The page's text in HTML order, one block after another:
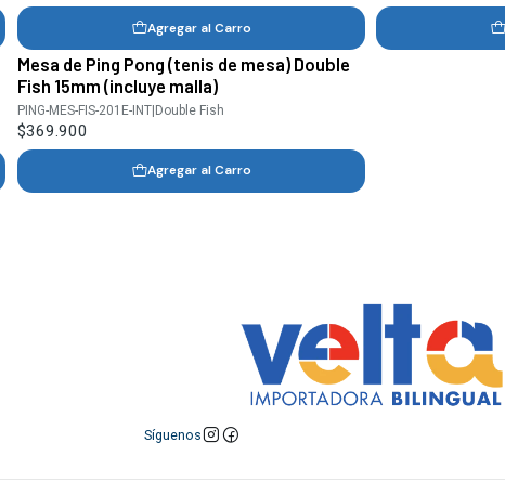
Agregar al Carro
Mesa de Ping Pong (tenis de mesa) Double
Fish 15mm (incluye malla)
PING-MES-FIS-201E-INT| Double Fish
$369.900
Agregar al Carro
Síguenos